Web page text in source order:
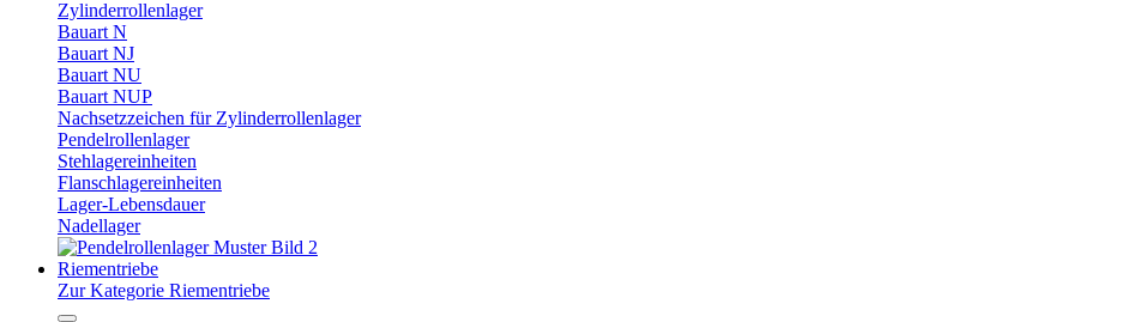
Zylinderrollenlager
Bauart N
Bauart NJ
Bauart NU
Bauart NUP
Nachsetzzeichen für Zylinderrollenlager
Pendelrollenlager
Stehlagereinheiten
Flanschlagereinheiten
Lager-Lebensdauer
Nadellager
Riementriebe
Zur Kategorie Riementriebe